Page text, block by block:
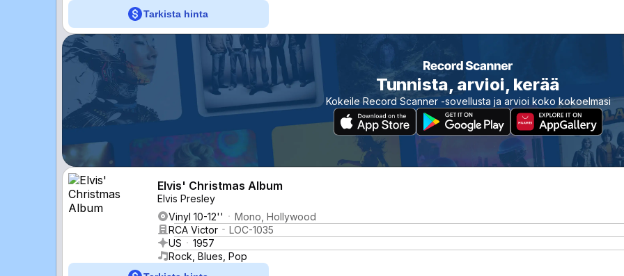
Tarkista hinta
Tunnista, arvioi, kerää
Kokeile Record Scanner -sovellusta ja arvioi koko kokoelmasi
Elvis' Christmas Album
Elvis Presley
Vinyl 10-12''
Mono, Hollywood
RCA Victor
LOC-1035
US
1957
Rock, Blues, Pop